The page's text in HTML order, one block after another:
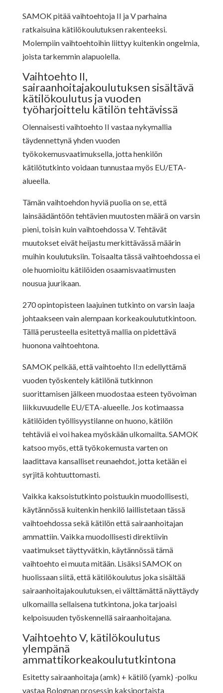
SAMOK pitää vaihtoehtoja II ja V parhaina
ratkaisuina kätilökoulutuksen rakenteeksi.
Molempiin vaihtoehtoihin liittyy kuitenkin ongelmia,
joista tarkemmin alapuolella.
Vaihtoehto II,
sairaanhoitajakoulutuksen sisältävä
kätilökoulutus ja vuoden
työharjoittelu kätilön tehtävissä
Olennaisesti vaihtoehto II vastaa nykymallia
täydennettynä yhden vuoden
työkokemusvaatimuksella, jotta henkilön
kätilötutkinto voidaan tunnustaa myös EU/ETA-
alueella.
Tämän vaihtoehdon hyviä puolia on se, että
lainsäädäntöön tehtävien muutosten määrä on varsin
pieni, toisin kuin vaihtoehdossa V. Tehtävät
muutokset eivät heijastu merkittävässä määrin
muihin koulutuksiin. Toisaalta tässä vaihtoehdossa ei
ole huomioitu kätilöiden osaamisvaatimusten
nousua juurikaan.
270 opintopisteen laajuinen tutkinto on varsin laaja
johtaakseen vain alempaan korkeakoulututkintoon.
Tällä perusteella esitettyä mallia on pidettävä
huonona vaihtoehtona.
SAMOK pelkää, että vaihtoehto II:n edellyttämä
vuoden työskentely kätilönä tutkinnon
suorittamisen jälkeen muodostaa esteen työvoiman
liikkuvuudelle EU/ETA-alueelle. Jos kotimaassa
kätilöiden työllisyystilanne on huono, kätilön
tehtäviä ei voi hakea myöskään ulkomailta. SAMOK
katsoo myös, että työkokemusta varten on
laadittava kansalliset reunaehdot, jotta ketään ei
syrjitä kohtuuttomasti.
Vaikka kaksoistutkinto poistuukin muodollisesti,
käytännössä kuitenkin henkilö laillistetaan tässä
vaihtoehdossa sekä kätilön että sairaanhoitajan
ammattiin. Vaikka muodollisesti direktiivin
vaatimukset täyttyvätkin, käytännössä tämä
vaihtoehto ei muuta mitään. Lisäksi SAMOK on
huolissaan siitä, että kätilökoulutus joka sisältää
sairaanhoitajakoulutuksen, ei välttämättä näyttäydy
ulkomailla sellaisena tutkintona, joka tarjoaisi
kelpoisuuden työskennellä sairaanhoitajana.
Vaihtoehto V, kätilökoulutus
ylempänä
ammattikorkeakoulututkintona
Esitetty sairaanhoitaja (amk) + kätilö (yamk) -polku
vastaa Bolognan prosessin kaksiportaista